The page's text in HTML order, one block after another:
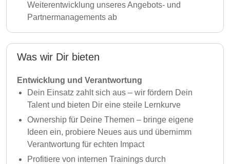
Weiterentwicklung unseres Angebots- und
Partnermanagements ab
Was wir Dir bieten
Entwicklung und Verantwortung
Dein Einsatz zahlt sich aus – wir fördern Dein
Talent und bieten Dir eine steile Lernkurve
Ownership für Deine Themen – bringe eigene
Ideen ein, probiere Neues aus und übernimm
Verantwortung für echten Impact
Profitiere von internen Trainings durch